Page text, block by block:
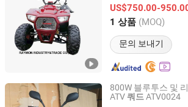
US$750.00-
1 상품 (MOQ)
문의 보내기
Zhejiang, China 이후 2019
800W 블루투스 및
ATV쿼드 ATV0024
Yongkang Guihou Industry and Trade Co.,